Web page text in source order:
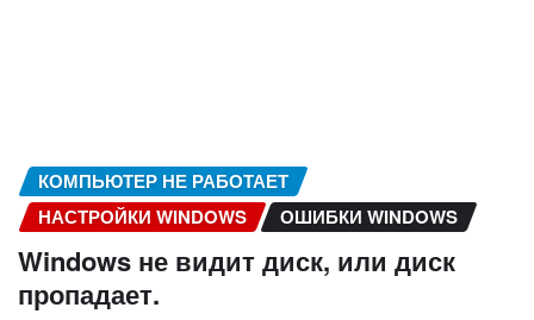
КОМПЬЮТЕР НЕ РАБОТАЕТ
НАСТРОЙКИ WINDOWS
ОШИБКИ WINDOWS
Windows не видит диск, или диск
пропадает.